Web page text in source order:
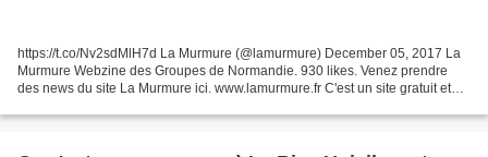
https://t.co/Nv2sdMlH7d La Murmure (@lamurmure) December 05, 2017 La
Murmure Webzine des Groupes de Normandie. 930 likes. Venez prendre
des news du site La Murmure ici. www.lamurmure.fr C'est un site gratuit et